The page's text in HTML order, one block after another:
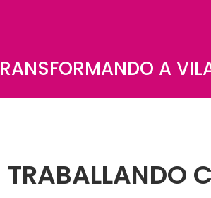
A
TRABALLANDO